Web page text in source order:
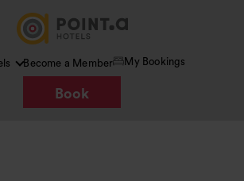
Become a Member My Bookings
Book